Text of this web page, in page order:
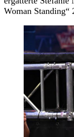
Woman Standing“